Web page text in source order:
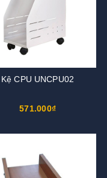
Kệ CPU UNCPU02
571.000₫